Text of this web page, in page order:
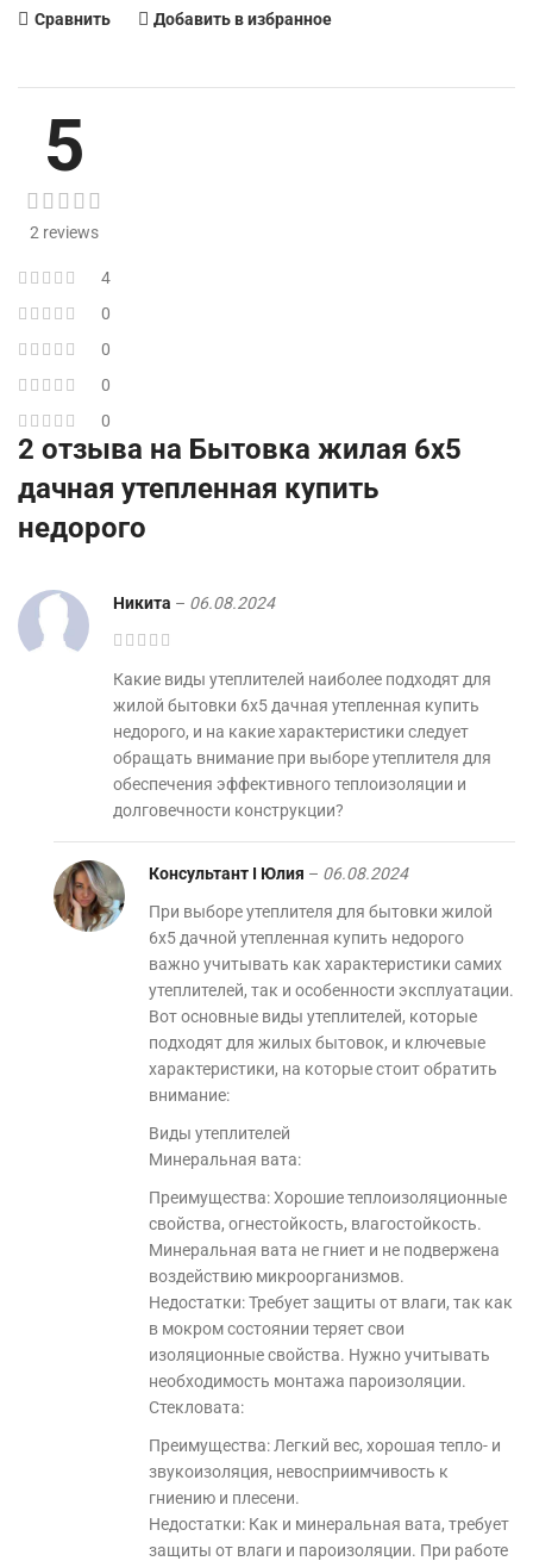
Сравнить Добавить в избранное
5
2 reviews
4
0
0
0
0
2 отзыва на Бытовка жилая 6х5
дачная утепленная купить
недорого
Никита – 06.08.2024
Какие виды утеплителей наиболее подходят для
жилой бытовки 6х5 дачная утепленная купить
недорого, и на какие характеристики следует
обращать внимание при выборе утеплителя для
обеспечения эффективного теплоизоляции и
долговечности конструкции?
Консультант I Юлия – 06.08.2024
При выборе утеплителя для бытовки жилой
6х5 дачной утепленная купить недорого
важно учитывать как характеристики самих
утеплителей, так и особенности эксплуатации.
Вот основные виды утеплителей, которые
подходят для жилых бытовок, и ключевые
характеристики, на которые стоит обратить
внимание:
Виды утеплителей
Минеральная вата:
Преимущества: Хорошие теплоизоляционные
свойства, огнестойкость, влагостойкость.
Минеральная вата не гниет и не подвержена
воздействию микроорганизмов.
Недостатки: Требует защиты от влаги, так как
в мокром состоянии теряет свои
изоляционные свойства. Нужно учитывать
необходимость монтажа пароизоляции.
Стекловата:
Преимущества: Легкий вес, хорошая тепло- и
звукоизоляция, невосприимчивость к
гниению и плесени.
Недостатки: Как и минеральная вата, требует
защиты от влаги и пароизоляции. При работе